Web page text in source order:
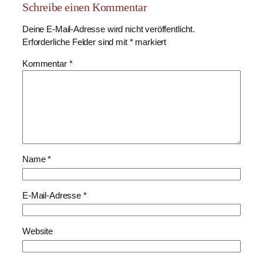
Schreibe einen Kommentar
Deine E-Mail-Adresse wird nicht veröffentlicht.
Erforderliche Felder sind mit *markiert
Kommentar *
Name*
E-Mail-Adresse *
Website